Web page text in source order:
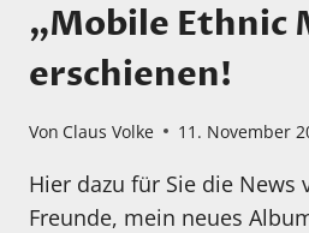
„Mobile Ethnic
erschienen!
Von Claus Volke 11. November
Hier dazu für Sie die News
Freunde, mein neues